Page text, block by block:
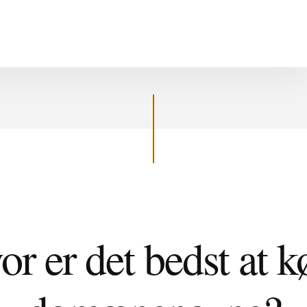
er det bedst at